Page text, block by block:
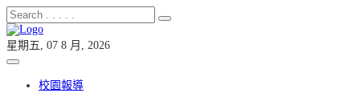
星期五, 07 8 月, 2026
校園報導